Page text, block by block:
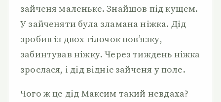
зайченя маленьке. Знайшов під кущем.
У зайченяти була зламана ніжка. Дід
зробив із двох гілочок пов’язку,
забинтував ніжку. Через тиждень ніжка
зрослася, і дід відніс зайченя у поле.
Чого ж це дід Максим такий невдаха?